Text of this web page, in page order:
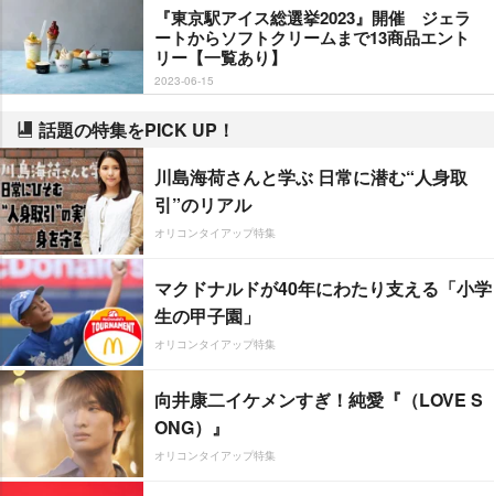
『東京駅アイス総選挙2023』開催 ジェラ
ートからソフトクリームまで13商品エント
リー【一覧あり】
2023-06-15
話題の特集をPICK UP！
川島海荷さんと学ぶ 日常に潜む“人身取
引”のリアル
オリコンタイアップ特集
マクドナルドが40年にわたり支える「小学
生の甲子園」
オリコンタイアップ特集
向井康二イケメンすぎ！純愛『（LOVE S
ONG）』
オリコンタイアップ特集